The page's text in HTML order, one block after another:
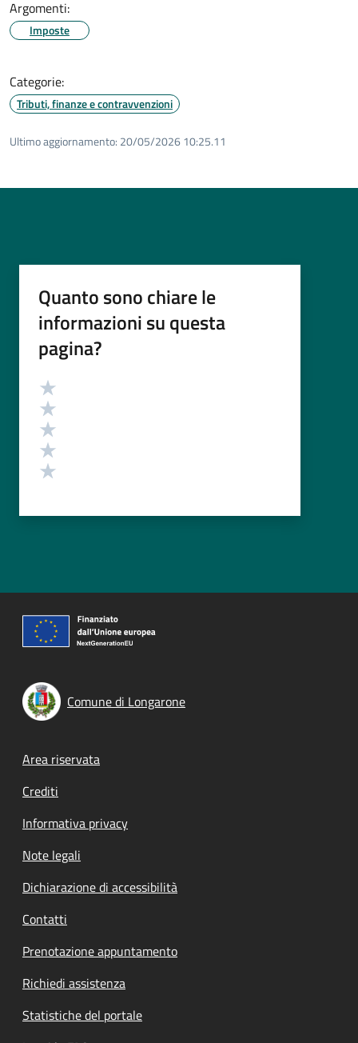
Argomenti:
Imposte
Categorie:
Tributi, finanze e contravvenzioni
Ultimo aggiornamento: 20/05/2026 10:25.11
Quanto sono chiare le
informazioni su questa
pagina?
Valutazione
Comune di Longarone
Footer menu
Area riservata
Crediti
Informativa privacy
Note legali
Dichiarazione di accessibilità
Contatti
Prenotazione appuntamento
Richiedi assistenza
Statistiche del portale